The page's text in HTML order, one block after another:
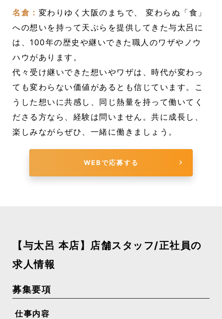
名倉： 変わりゆく大阪のまちで、 変わらぬ「食」
への想いを持って天ぷらを提供してきた与太呂に
は、100年の歴史や継いできた職人のワザやノウ
ハウがあります。
代々受け継いできた想いやワザは、時代が変わっ
ても変わらない価値があるとも信じています。こ
うした想いに共感し、同じ熱量を持って働いてく
ださる方なら、経験は問いません。共に成長し、
楽しみながらぜひ、一緒に働きましょう。
WEBで応募する
【与太呂 本店】店舗スタッフ/正社員の
求人情報
募集要項
仕事内容